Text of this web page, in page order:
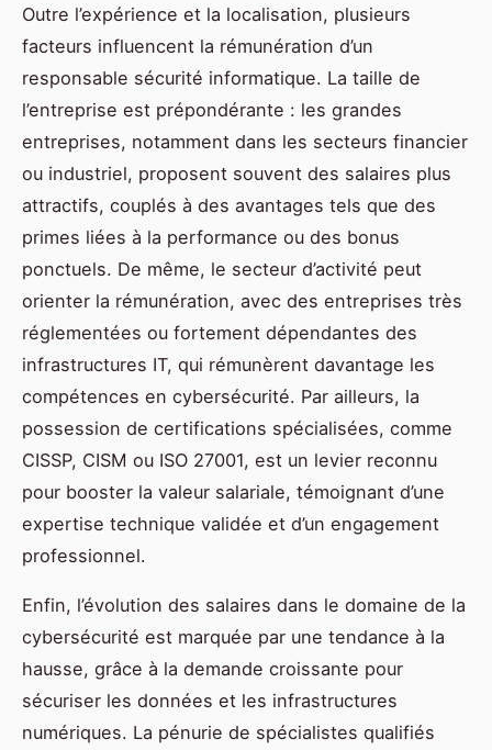
Outre l’expérience et la localisation, plusieurs
facteurs influencent la rémunération d’un
responsable sécurité informatique. La taille de
l’entreprise est prépondérante : les grandes
entreprises, notamment dans les secteurs financier
ou industriel, proposent souvent des salaires plus
attractifs, couplés à des avantages tels que des
primes liées à la performance ou des bonus
ponctuels. De même, le secteur d’activité peut
orienter la rémunération, avec des entreprises très
réglementées ou fortement dépendantes des
infrastructures IT, qui rémunèrent davantage les
compétences en cybersécurité. Par ailleurs, la
possession de certifications spécialisées, comme
CISSP, CISM ou ISO 27001, est un levier reconnu
pour booster la valeur salariale, témoignant d’une
expertise technique validée et d’un engagement
professionnel.
Enfin, l’évolution des salaires dans le domaine de la
cybersécurité est marquée par une tendance à la
hausse, grâce à la demande croissante pour
sécuriser les données et les infrastructures
numériques. La pénurie de spécialistes qualifiés